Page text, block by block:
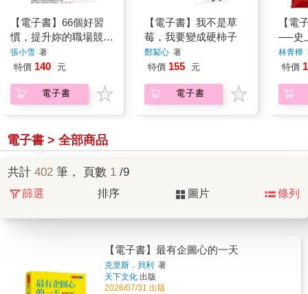
【電子書】66個好習
慣，提升妳的職場競爭
力
張小雪 著
特價 140 元
電子書
【電子書】我不是草
莓，我要變成硬柿子
鄭絜心 著
特價 155 元
電子書
【電
──史
時尚
林青樺
特價
電子書 > 全部商品
共計 402 筆， 頁數 1 /9
篩選 排序 圖片 條列
【電子書】最有企圖心的一天
克里斯．貝利 著
天下文化 出版
2026/07/31 出版